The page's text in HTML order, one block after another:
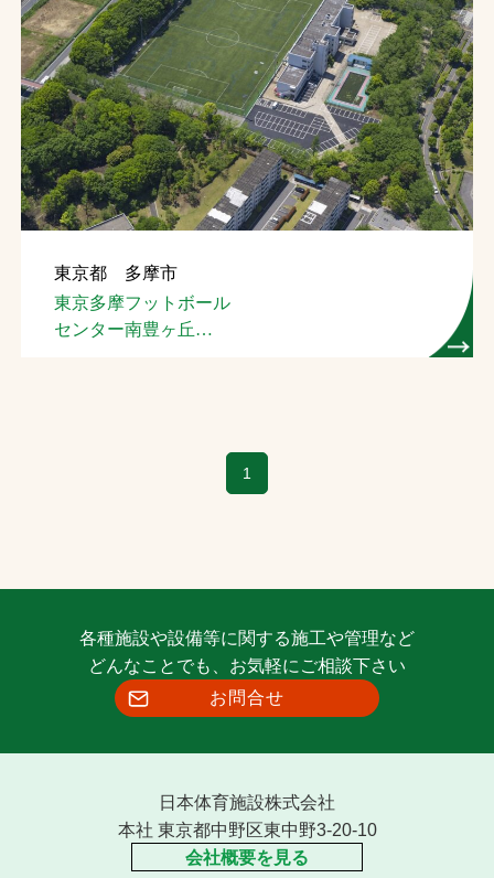
東京都 多摩市
東京多摩フットボール
センター南豊ヶ丘
1
各種施設や設備等に関する施工や管理など
どんなことでも、お気軽にご相談下さい
お問合せ
日本体育施設株式会社
本社 東京都中野区東中野3-20-10
会社概要を見る